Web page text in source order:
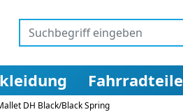
Fahrradteile
DH Black/Black Spring